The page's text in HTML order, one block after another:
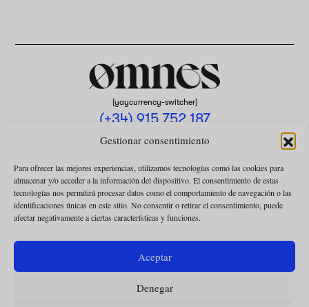
Gestionar consentimiento
Para ofrecer las mejores experiencias, utilizamos tecnologías como las cookies para
almacenar y/o acceder a la información del dispositivo. El consentimiento de estas
tecnologías nos permitirá procesar datos como el comportamiento de navegación o las
identificaciones únicas en este sitio. No consentir o retirar el consentimiento, puede
afectar negativamente a ciertas características y funciones.
Aceptar
Denegar
[yaycurrency-switcher]
(+34) 915 752 187
omnes@omnesmag.com
POLÍTICA DE PRIVACIDAD
USO DE COOKIES
CONDICIONES DE LA COLABORACIÓN